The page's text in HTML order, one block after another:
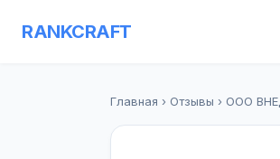
RANKCRAFT
Главная › Отзывы › ООО